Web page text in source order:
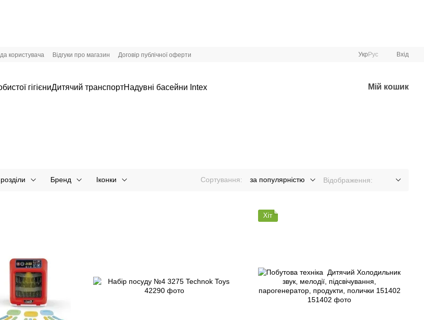
користувача Відгуки про магазин Договір публічної оферти УкрРус Вхід
гігієниДитячий транспортНадувні басейни Intex Мій кошик
Бренд Іконки Сортування: за популярністю Відображення:
Хіт